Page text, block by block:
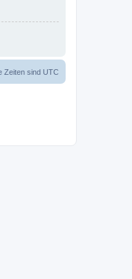
Zeiten sind UTC